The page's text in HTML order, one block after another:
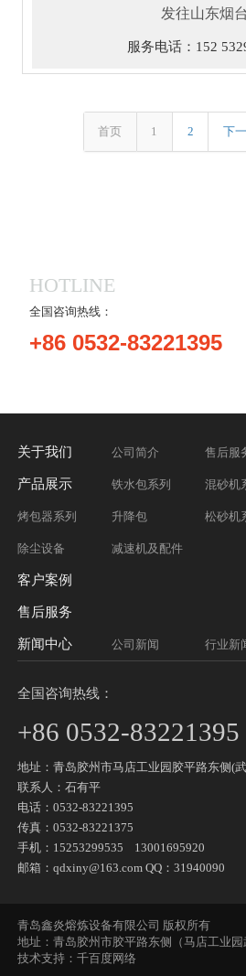
发往山东烟台
服务电话：152
首页 1 2 下
HOTLINE
全国咨询热线：
+86 0532-83221395
关于我们 公司简介 售后服
产品展示 铁水包系列 混砂机
烤包器系列 升降包 松砂机
除尘设备 减速机及配件
客户案例
售后服务
新闻中心 公司新闻 行业新
全国咨询热线：
+86 0532-83221395
地址：青岛胶州市马店工业园胶平路东侧(武
联系人：石有平
电话：0532-83221395
传真：0532-83221375
手机： 15253299535
13001695920
邮箱：qdxiny@163.com QQ：31940090
青岛鑫炎熔炼设备有限公司 版权所有
地址：青岛胶州市胶平路东侧（马店工业园
技术支持：千百度网络